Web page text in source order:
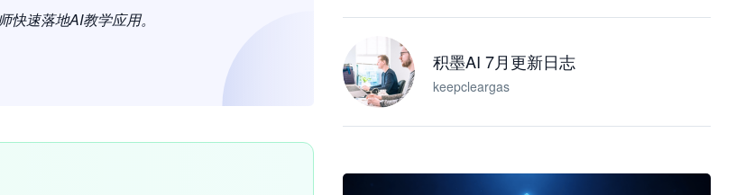
速落地AI教学应用。
积墨AI 7月更新日志
keepcleargas